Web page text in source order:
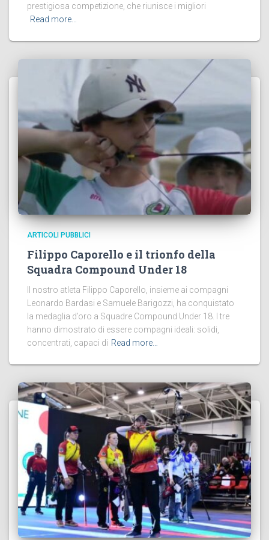
prestigiosa competizione, che riunisce i migliori
Read more…
ARTICOLI PUBBLICI
Filippo Caporello e il trionfo della
Squadra Compound Under 18
Il nostro atleta Filippo Caporello, insieme ai compagni
Leonardo Bardasi e Samuele Barigozzi, ha conquistato
la medaglia d’oro a Squadre Compound Under 18. I tre
hanno dimostrato di essere compagni ideali: solidi,
concentrati, capaci di Read more…